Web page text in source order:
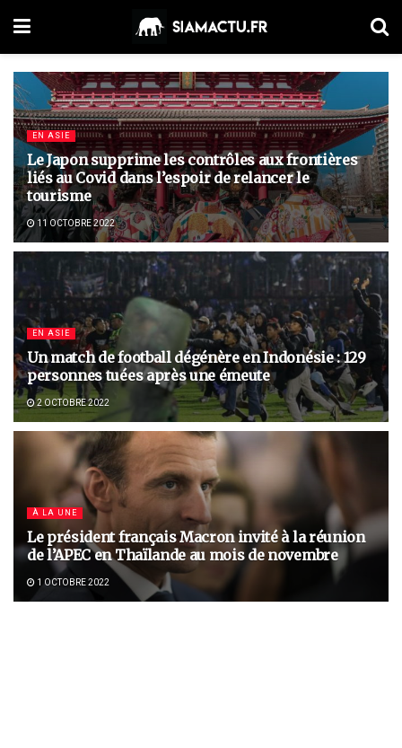
EN ASIE
Le Japon supprime les contrôles aux frontières
liés au Covid dans l’espoir de relancer le
tourisme
11 OCTOBRE 2022
EN ASIE
Un match de football dégénère en Indonésie : 129
personnes tuées après une émeute
2 OCTOBRE 2022
À LA UNE
Le président français Macron invité à la réunion
de l’APEC en Thaïlande au mois de novembre
1 OCTOBRE 2022